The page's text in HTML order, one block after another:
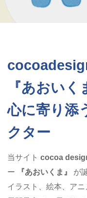
『あおいく
心に寄り添
クター
当サイト cocoa
ー
『あおいくま』
が
イラスト、絵本、ア